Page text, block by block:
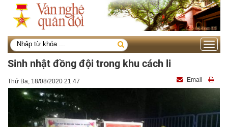
Toggle
Sinh nhật đồng đội trong khu cách li
Thứ Ba, 18/08/2020 21:47 Email